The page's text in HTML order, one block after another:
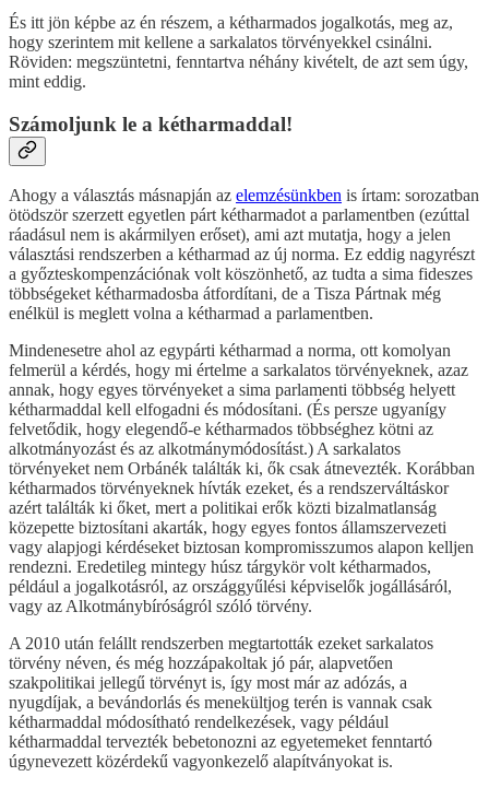
És itt jön képbe az én részem, a kétharmados jogalkotás, meg az,
hogy szerintem mit kellene a sarkalatos törvényekkel csinálni.
Röviden: megszüntetni, fenntartva néhány kivételt, de azt sem úgy,
mint eddig.
Számoljunk le a kétharmaddal!
Ahogy a választás másnapján az elemzésünkben is írtam: sorozatban
ötödször szerzett egyetlen párt kétharmadot a parlamentben (ezúttal
ráadásul nem is akármilyen erőset), ami azt mutatja, hogy a jelen
választási rendszerben a kétharmad az új norma. Ez eddig nagyrészt
a győzteskompenzációnak volt köszönhető, az tudta a sima fideszes
többségeket kétharmadosba átfordítani, de a Tisza Pártnak még
enélkül is meglett volna a kétharmad a parlamentben.
Mindenesetre ahol az egypárti kétharmad a norma, ott komolyan
felmerül a kérdés, hogy mi értelme a sarkalatos törvényeknek, azaz
annak, hogy egyes törvényeket a sima parlamenti többség helyett
kétharmaddal kell elfogadni és módosítani. (És persze ugyanígy
felvetődik, hogy elegendő-e kétharmados többséghez kötni az
alkotmányozást és az alkotmánymódosítást.) A sarkalatos
törvényeket nem Orbánék találták ki, ők csak átnevezték. Korábban
kétharmados törvényeknek hívták ezeket, és a rendszerváltáskor
azért találták ki őket, mert a politikai erők közti bizalmatlanság
közepette biztosítani akarták, hogy egyes fontos államszervezeti
vagy alapjogi kérdéseket biztosan kompromisszumos alapon kelljen
rendezni. Eredetileg mintegy húsz tárgykör volt kétharmados,
például a jogalkotásról, az országgyűlési képviselők jogállásáról,
vagy az Alkotmánybíróságról szóló törvény.
A 2010 után felállt rendszerben megtartották ezeket sarkalatos
törvény néven, és még hozzápakoltak jó pár, alapvetően
szakpolitikai jellegű törvényt is, így most már az adózás, a
nyugdíjak, a bevándorlás és menekültjog terén is vannak csak
kétharmaddal módosítható rendelkezések, vagy például
kétharmaddal tervezték bebetonozni az egyetemeket fenntartó
úgynevezett közérdekű vagyonkezelő alapítványokat is.